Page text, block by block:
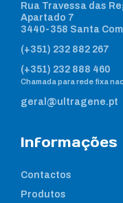
Rua Travessa das
Apartado 7
3440-358 Santa
(+351) 232 882 267
(+351) 232 888 460
Chamada para rede fixa
geral@ultragene.pt
Informações
Contactos
Produtos